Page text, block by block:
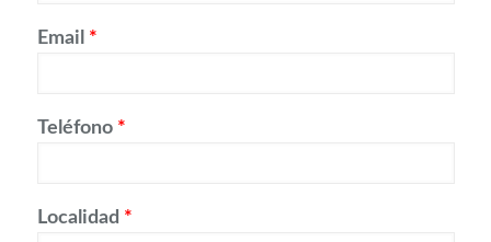
Email *
Teléfono *
Localidad *